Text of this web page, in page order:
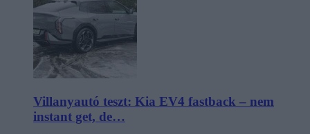
Villanyautó teszt: Kia EV4 fastback – nem
instant get, de…